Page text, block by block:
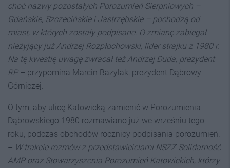
choć nazwy pozostałych Porozumień Sierpniowych –
Gdańskie, Szczecińskie i Jastrzębskie – pochodzą od
miast, w których zostały podpisane. O zmianę zabiegał
nieżyjący już Andrzej Rozpłochowski, lider strajku z 1980 r.
Na tę kwestię uwagę zwracał też Andrzej Duda, prezydent
RP– przypomina Marcin Bazylak, prezydent Dąbrowy
Górniczej.
O tym, aby ulicę Katowicką zamienić w Porozumienia
Dąbrowskiego 1980 rozmawiano już we wrześniu tego
roku, podczas obchodów rocznicy podpisania porozumień.
– W trakcie rozmów z przedstawicielami NSZZ Solidarność
AMP oraz Stowarzyszenia Porozumień Katowickich, którzy